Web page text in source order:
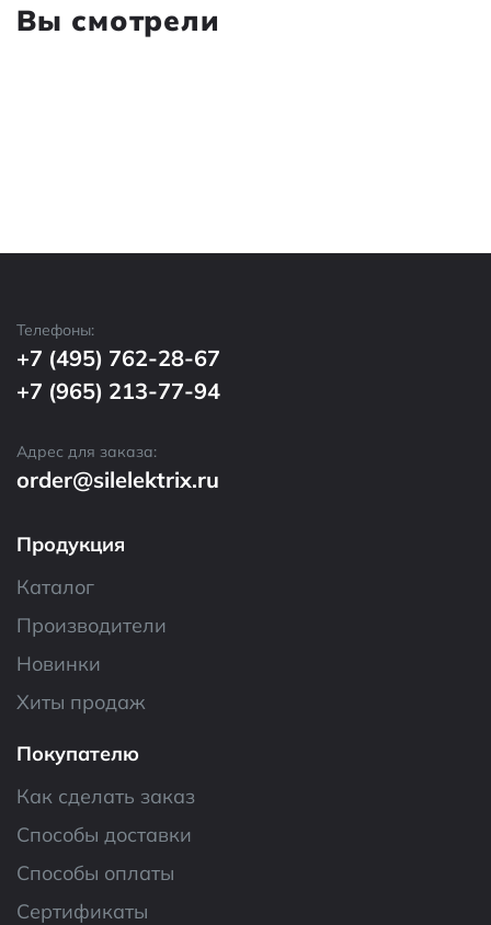
Вы смотрели
Телефоны:
+7 (495) 762-28-67
+7 (965) 213-77-94
Адрес для заказа:
order@silelektrix.ru
Продукция
Каталог
Производители
Новинки
Хиты продаж
Покупателю
Как сделать заказ
Способы доставки
Способы оплаты
Сертификаты